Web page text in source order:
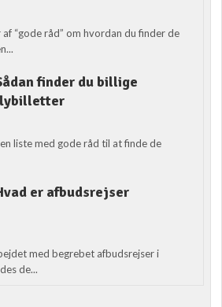
“gode råd” om hvordan du finder de
finder du billige
liste med gode råd til at finde de
er afbudsrejser
med begrebet afbudsrejser i
de...